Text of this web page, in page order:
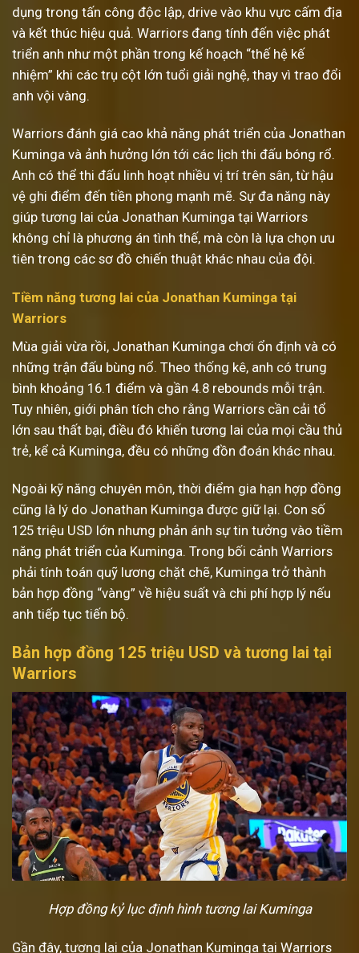
dụng trong tấn công độc lập, drive vào khu vực cấm địa
và kết thúc hiệu quả. Warriors đang tính đến việc phát
triển anh như một phần trong kế hoạch “thế hệ kế
nhiệm” khi các trụ cột lớn tuổi giải nghệ, thay vì trao đổi
anh vội vàng.
Warriors đánh giá cao khả năng phát triển của Jonathan
Kuminga và ảnh hưởng lớn tới các lịch thi đấu bóng rổ.
Anh có thể thi đấu linh hoạt nhiều vị trí trên sân, từ hậu
vệ ghi điểm đến tiền phong mạnh mẽ. Sự đa năng này
giúp tương lai của Jonathan Kuminga tại Warriors
không chỉ là phương án tình thế, mà còn là lựa chọn ưu
tiên trong các sơ đồ chiến thuật khác nhau của đội.
Tiềm năng tương lai của Jonathan Kuminga tại
Warriors
Mùa giải vừa rồi, Jonathan Kuminga chơi ổn định và có
những trận đấu bùng nổ. Theo thống kê, anh có trung
bình khoảng 16.1 điểm và gần 4.8 rebounds mỗi trận.
Tuy nhiên, giới phân tích cho rằng Warriors cần cải tổ
lớn sau thất bại, điều đó khiến tương lai của mọi cầu thủ
trẻ, kể cả Kuminga, đều có những đồn đoán khác nhau.
Ngoài kỹ năng chuyên môn, thời điểm gia hạn hợp đồng
cũng là lý do Jonathan Kuminga được giữ lại. Con số
125 triệu USD lớn nhưng phản ánh sự tin tưởng vào tiềm
năng phát triển của Kuminga. Trong bối cảnh Warriors
phải tính toán quỹ lương chặt chẽ, Kuminga trở thành
bản hợp đồng “vàng” về hiệu suất và chi phí hợp lý nếu
anh tiếp tục tiến bộ.
Bản hợp đồng 125 triệu USD và tương lai tại
Warriors
Hợp đồng kỷ lục định hình tương lai Kuminga
Gần đây, tương lai của Jonathan Kuminga tại Warriors